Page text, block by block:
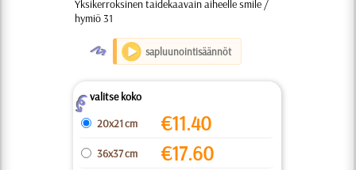
Yksikerroksinen taidekaavain aiheelle smile /
hymiö 31
O sapluunointisäännöt
Zvalitse koko
20x21 cm
€11.40
36x37 cm €17.60